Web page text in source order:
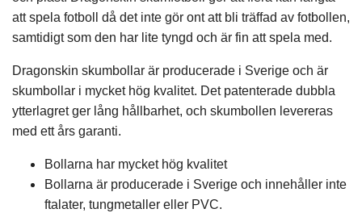
att spela fotboll då det inte gör ont att bli träffad av fotbollen,
samtidigt som den har lite tyngd och är fin att spela med.
Dragonskin skumbollar är producerade i Sverige och är
skumbollar i mycket hög kvalitet. Det patenterade dubbla
ytterlagret ger lång hållbarhet, och skumbollen levereras
med ett års garanti.
Bollarna har mycket hög kvalitet
Bollarna är producerade i Sverige och innehåller inte
ftalater, tungmetaller eller PVC.